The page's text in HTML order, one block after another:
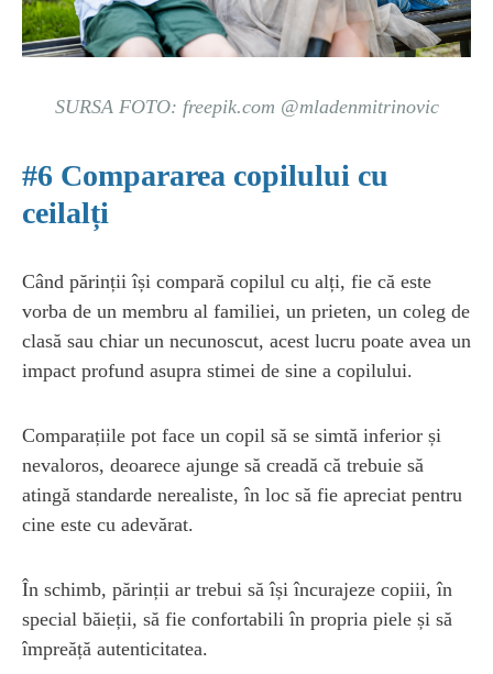
SURSA FOTO: freepik.com @mladenmitrinovic
#6 Compararea copilului cu
ceilalți
Când părinții își compară copilul cu alți, fie că este
vorba de un membru al familiei, un prieten, un coleg de
clasă sau chiar un necunoscut, acest lucru poate avea un
impact profund asupra stimei de sine a copilului.
Comparațiile pot face un copil să se simtă inferior și
nevaloros, deoarece ajunge să creadă că trebuie să
atingă standarde nerealiste, în loc să fie apreciat pentru
cine este cu adevărat.
În schimb, părinții ar trebui să își încurajeze copiii, în
special băieții, să fie confortabili în propria piele și să
împreăță autenticitatea.